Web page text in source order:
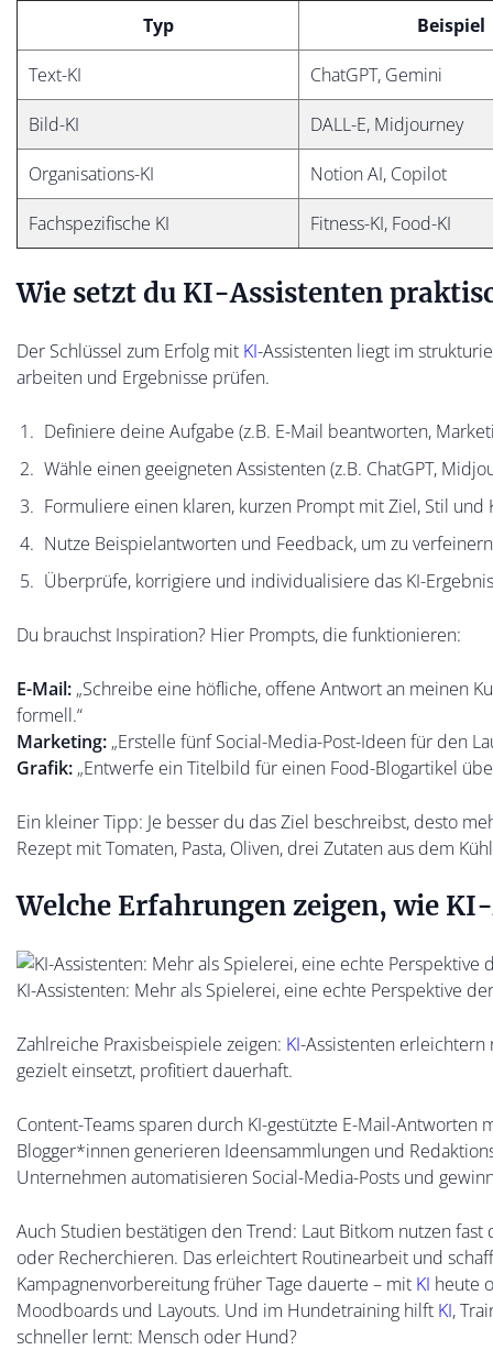
Typ
Beispiel
Text-KI ChatGPT, Gemini
Bild-KI DALL-E, Midjourney
Organisations-KI Notion AI, Copilot
Fachspezifische KI Fitness-KI, Food-KI
Wie setzt du KI-Assistenten
Der Schlüssel zum Erfolg mit KI-Assistenten liegt im
arbeiten und Ergebnisse prüfen.
Definiere deine Aufgabe (z.B. E-Mail beantworten,
Wähle einen geeigneten Assistenten (z.B. ChatGPT,
Formuliere einen klaren, kurzen Prompt mit Ziel, Stil und
Nutze Beispielantworten und Feedback, um zu verfeinern
Überprüfe, korrigiere und individualisiere das KI-Ergebnis
Du brauchst Inspiration? Hier Prompts, die funktionieren:
E-Mail: „Schreibe eine höfliche, offene Antwort an meinen
formell.“
Marketing: „Erstelle fünf Social-Media-Post-Ideen für den
Grafik: „Entwerfe ein Titelbild für einen Food-Blogartikel
Ein kleiner Tipp: Je besser du das Ziel beschreibst, desto
Rezept mit Tomaten, Pasta, Oliven, drei Zutaten aus dem
Welche Erfahrungen zeigen, wie
KI-Assistenten: Mehr als Spielerei, eine echte Perspektive
Zahlreiche Praxisbeispiele zeigen: KI-Assistenten erleichtern
gezielt einsetzt, profitiert dauerhaft.
Content-Teams sparen durch KI-gestützte E-Mail-Antworten
Blogger*innen generieren Ideensammlungen und
Unternehmen automatisieren Social-Media-Posts und
Auch Studien bestätigen den Trend: Laut Bitkom nutzen
oder Recherchieren. Das erleichtert Routinearbeit und
Kampagnenvorbereitung früher Tage dauerte – mit KI heute
Moodboards und Layouts. Und im Hundetraining hilft KI,
schneller lernt: Mensch oder Hund?